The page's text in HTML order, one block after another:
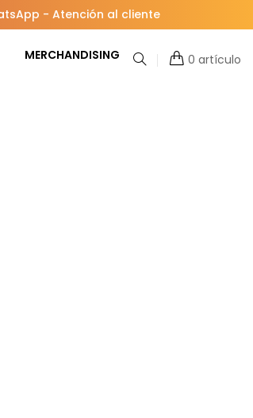
- Atención al cliente
MERCHANDISING 0 artículo